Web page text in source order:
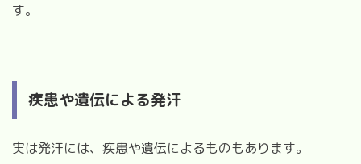
す。
疾患や遺伝による発汗
実は発汗には、疾患や遺伝によるものもあります。